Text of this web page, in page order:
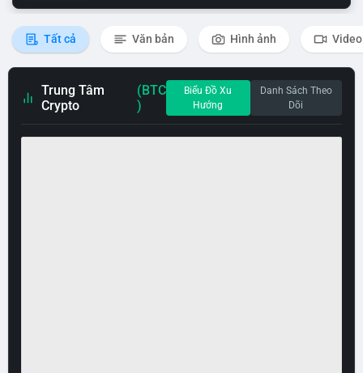
Tất cả Văn bản Hình ảnh Video
Trung Tâm
Crypto
(BTC
)
Biểu Đồ Xu
Hướng
Danh Sách Theo
Dõi